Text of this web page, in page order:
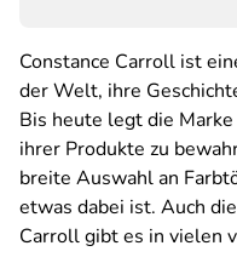
Constance Carroll ist
der Welt, ihre
Bis heute legt die
ihrer Produkte zu
breite Auswahl an
etwas dabei ist. Auch die
Carroll gibt es in vielen